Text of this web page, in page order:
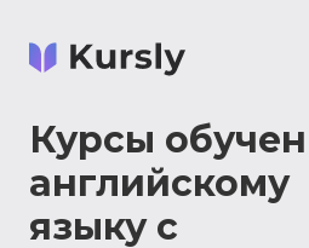
Курсы
английскому
языку с